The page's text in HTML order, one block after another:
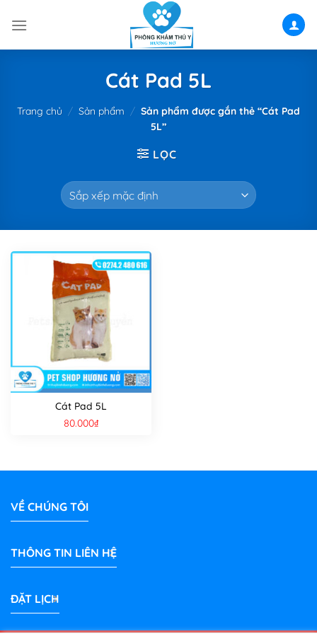
Cát Pad 5L
Trang chủ / Sản phẩm / Sản phẩm được gắn thẻ “Cát Pad
5L”
LỌC
Cát Pad 5L
80.000₫
VỀ CHÚNG TÔI
THÔNG TIN LIÊN HỆ
ĐẶT LỊCH